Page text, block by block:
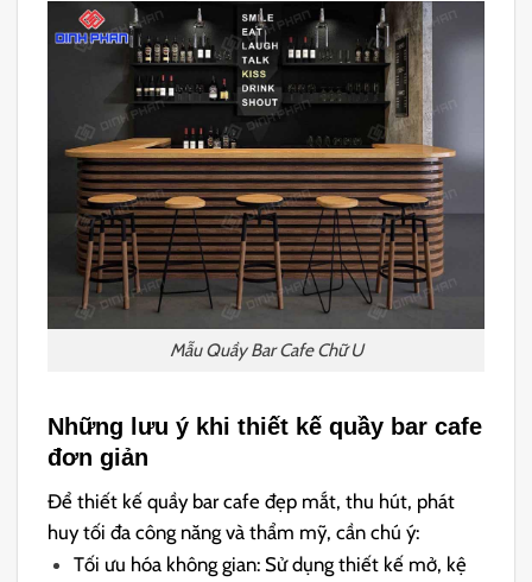
Mẫu Quầy Bar Cafe Chữ U
Những lưu ý khi thiết kế quầy bar cafe
đơn giản
Để thiết kế quầy bar cafe đẹp mắt, thu hút, phát
huy tối đa công năng và thẩm mỹ, cần chú ý:
Tối ưu hóa không gian: Sử dụng thiết kế mở, kệ